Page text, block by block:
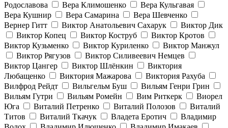
Родославова
Вера Климошенко
Вера Кульгавая
Вера Кушнир
Вера Самарина
Вера Шевченко
Вернер Гитт
Виктор Анатольевич Сахарук
Виктор Дик
Виктор Копец
Виктор Коструб
Виктор Кротов
Виктор Кузьменко
Виктор Куриленко
Виктор Манжул
Виктор Рягузов
Виктор Силивеевич Немцев
Виктор Цангер
Виктор Шлёнкин
Виктория
Любащенко
Виктория Мажарова
Виктория Рахуба
Вилфрод Рейдт
Вильгельм Буш
Вильям Генри Грин
Вильям Гутри
Вильям Ромейн Вим Риткерк
Виорел
Юга
Виталий Петренко Виталий Полозов
Виталий
Титов
Виталий Ткачук Владета Еротич
Владимир